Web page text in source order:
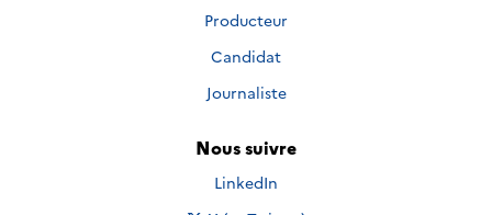
Producteur
Candidat
Journaliste
Nous suivre
Nous suivre sur
LinkedIn